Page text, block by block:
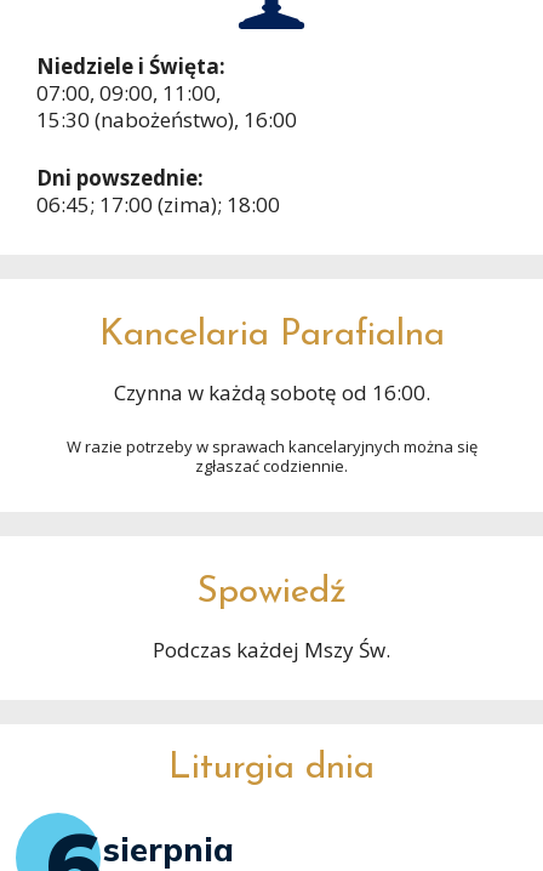
Niedziele i Święta:
07:00, 09:00, 11:00,
15:30 (nabożeństwo), 16:00
Dni powszednie:
06:45; 17:00 (zima); 18:00
Kancelaria Parafialna
Czynna w każdą sobotę od 16:00.
W razie potrzeby w sprawach kancelaryjnych można się
zgłaszać codziennie.
Spowiedź
Podczas każdej Mszy Św.
Liturgia dnia